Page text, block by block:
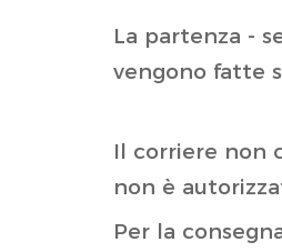
La partenza -
vengono fatte
Il corriere non
non è
Per la